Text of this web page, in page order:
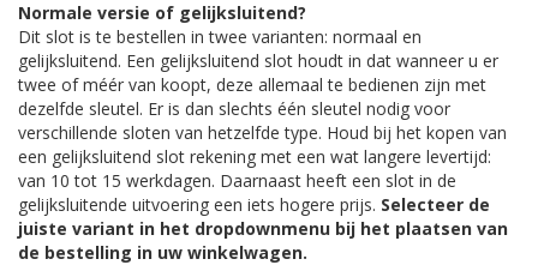
Normale versie of gelijksluitend?
Dit slot is te bestellen in twee varianten: normaal en
gelijksluitend. Een gelijksluitend slot houdt in dat wanneer u er
twee of méér van koopt, deze allemaal te bedienen zijn met
dezelfde sleutel. Er is dan slechts één sleutel nodig voor
verschillende sloten van hetzelfde type. Houd bij het kopen van
een gelijksluitend slot rekening met een wat langere levertijd:
van 10 tot 15 werkdagen. Daarnaast heeft een slot in de
gelijksluitende uitvoering een iets hogere prijs. Selecteer de
juiste variant in het dropdownmenu bij het plaatsen van
de bestelling in uw winkelwagen.